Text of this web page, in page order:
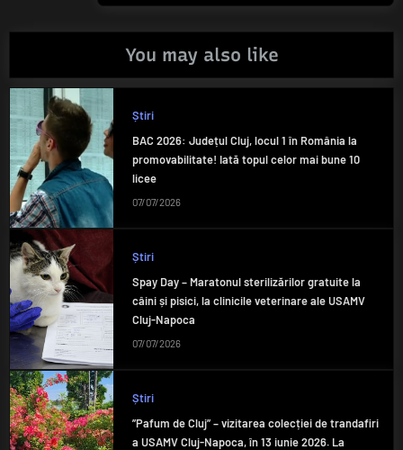
You may also like
Știri
BAC 2026: Județul Cluj, locul 1 în România la
promovabilitate! Iată topul celor mai bune 10
licee
07/07/2026
Știri
Spay Day – Maratonul sterilizărilor gratuite la
câini și pisici, la clinicile veterinare ale USAMV
Cluj-Napoca
07/07/2026
Știri
”Pafum de Cluj” – vizitarea colecției de trandafiri
a USAMV Cluj-Napoca, în 13 iunie 2026. La